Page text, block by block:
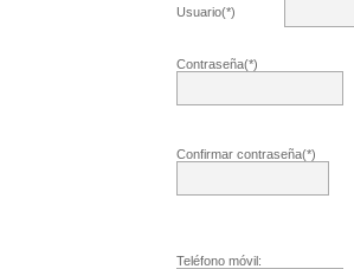
Usuario(*)
Contraseña(*)
Confirmar contraseña(*)
Teléfono móvil: